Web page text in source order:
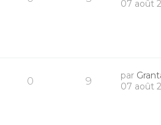
07 août
0 9 par
07 août